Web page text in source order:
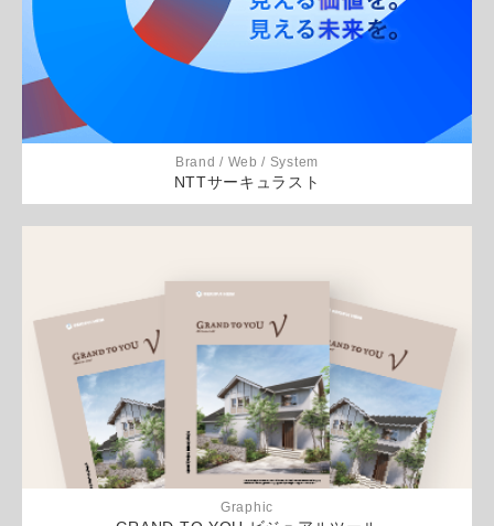
Brand / Web / System
NTTサーキュラスト
Graphic